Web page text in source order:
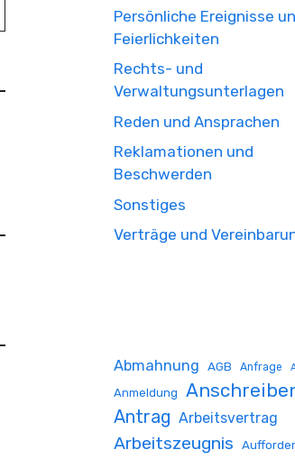
Persönliche Ereignisse
Feierlichkeiten
Rechts- und
Verwaltungsunterlagen
Reden und Ansprachen
Reklamationen und
Beschwerden
Sonstiges
Verträge und
Abmahnung AGB Anfrage
Anmeldung
Antrag Arbeitsvertrag
Arbeitszeugnis